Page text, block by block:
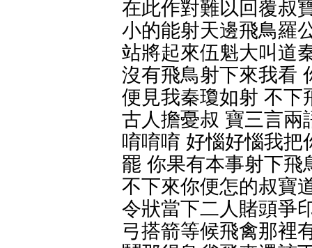
在此作對難以回覆叔
小的能射天邊飛鳥羅
站將起來伍魁大叫道
沒有飛鳥射下來我看
便見我秦瓊如射 不下
古人擔憂叔 寶三言兩
唷唷唷 好惱好惱我把
罷 你果有本事射下飛
不下來你便怎的叔寶
令狀當下二人賭頭爭
弓搭箭等候飛禽那裡